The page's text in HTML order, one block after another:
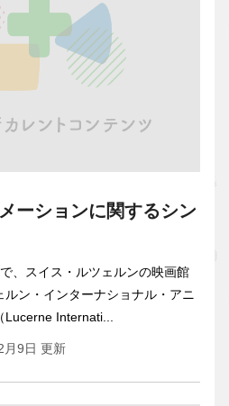
ーションに関するシン
、スイス・ルツェルンの映画館
ン・インターナショナル・アニ
Lucerne Internati...
月9日 更新